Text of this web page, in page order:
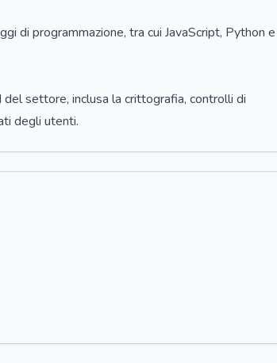
di programmazione, tra cui JavaScript, Python e
settore, inclusa la crittografia, controlli di
degli utenti.